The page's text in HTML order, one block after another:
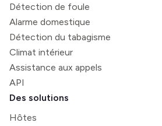
Détection de foule
Alarme domestique
Détection du tabagisme
Climat intérieur
Assistance aux appels
API
Des solutions
Hôtes